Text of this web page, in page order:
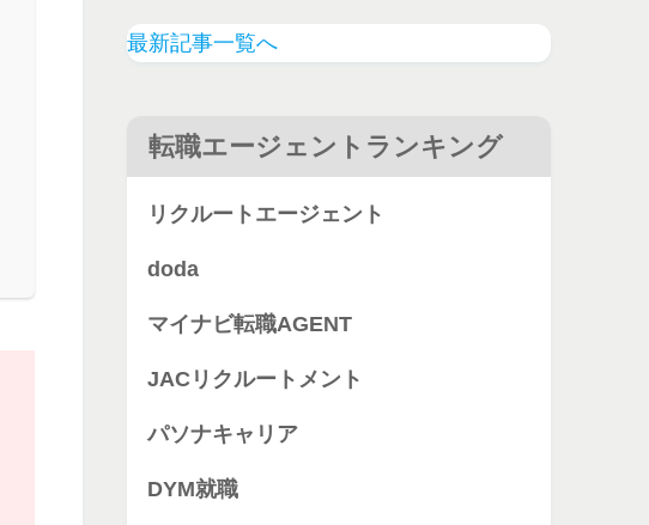
最新記事一覧へ
転職エージェントランキング
リクルートエージェント
doda
マイナビ転職AGENT
JACリクルートメント
パソナキャリア
DYM就職